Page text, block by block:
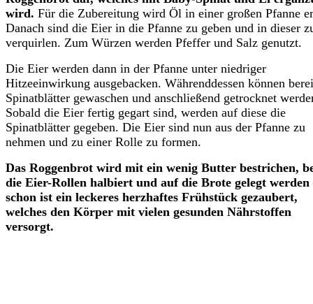
wird. Für die Zubereitung wird Öl in einer großen Pfanne
Danach sind die Eier in die Pfanne zu geben und in dieser
verquirlen. Zum Würzen werden Pfeffer und Salz genutzt.
Die Eier werden dann in der Pfanne unter niedriger
Hitzeeinwirkung ausgebacken. Währenddessen können
Spinatblätter gewaschen und anschließend getrocknet
Sobald die Eier fertig gegart sind, werden auf diese die
Spinatblätter gegeben. Die Eier sind nun aus der Pfanne zu
nehmen und zu einer Rolle zu formen.
Das Roggenbrot wird mit ein wenig Butter bestrichen,
die Eier-Rollen halbiert und auf die Brote gelegt werden
schon ist ein leckeres herzhaftes Frühstück gezaubert,
welches den Körper mit vielen gesunden Nährstoffen
versorgt.